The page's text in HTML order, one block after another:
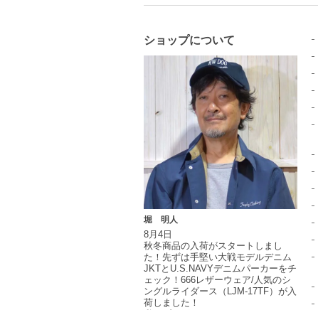
ショップについて
堀 明人
8月4日
秋冬商品の入荷がスタートしまし
た！先ずは手堅い大戦モデルデニム
JKTとU.S.NAVYデニムパーカーをチ
ェック！666レザーウェア/人気のシ
ングルライダース（LJM-17TF）が入
荷しました！